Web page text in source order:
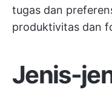
tugas dan
produktivitas dan
Jenis-